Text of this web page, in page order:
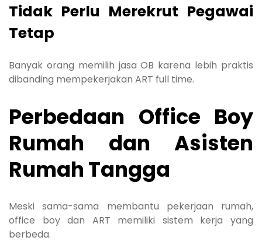
Tidak Perlu Merekrut Pegawai
Tetap
Banyak orang memilih jasa OB karena lebih praktis
dibanding mempekerjakan ART full time.
Perbedaan Office Boy
Rumah dan Asisten
Rumah Tangga
Meski sama-sama membantu pekerjaan rumah,
office boy dan ART memiliki sistem kerja yang
berbeda.